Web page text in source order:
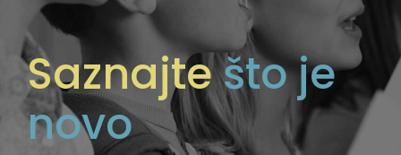
Saznajtešto je
novo